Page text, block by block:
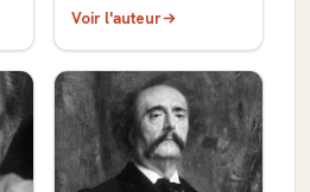
Voir l'auteur